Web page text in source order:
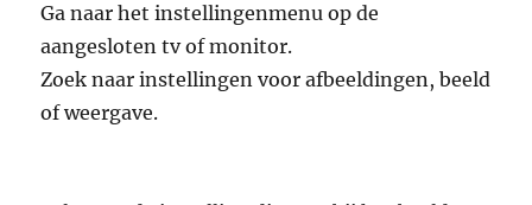
Ga naar het instellingenmenu op de
aangesloten tv of monitor.
Zoek naar instellingen voor afbeeldingen, beeld
of weergave.